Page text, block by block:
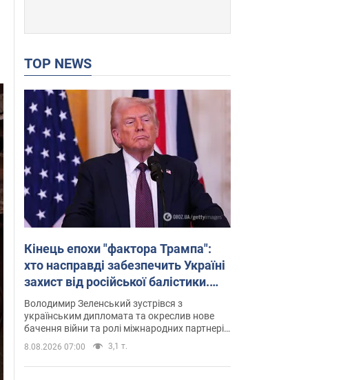
TOP NEWS
Кінець епохи "фактора Трампа":
хто насправді забезпечить Україні
захист від російської балістики.
Інтерв’ю з Безсмертним
Володимир Зеленський зустрівся з
українським дипломата та окреслив нове
бачення війни та ролі міжнародних партнерів
у боротьбі з Росією
8.08.2026 07:00 3,1 т.